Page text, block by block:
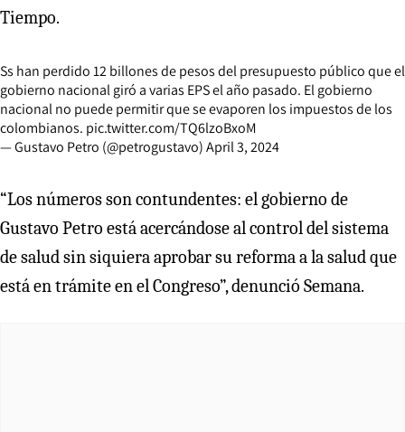
Tiempo.
Ss han perdido 12 billones de pesos del presupuesto público que el
gobierno nacional giró a varias EPS el año pasado. El gobierno
nacional no puede permitir que se evaporen los impuestos de los
colombianos. pic.twitter.com/TQ6lzoBxoM
— Gustavo Petro (@petrogustavo)April 3, 2024
“Los números son contundentes: el gobierno de
Gustavo Petro está acercándose al control del sistema
de salud sin siquiera aprobar su reforma a la salud que
está en trámite en el Congreso”, denunció Semana.